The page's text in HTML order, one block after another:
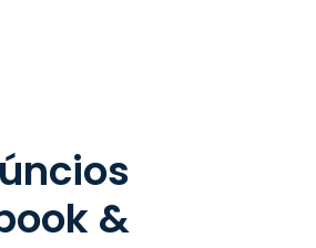
&